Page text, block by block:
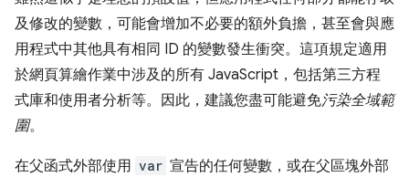
及修改的變數，可能會增加不必要的額外負擔，甚至會與應
用程式中其他具有相同 ID 的變數發生衝突。這項規定適用
於網頁算繪作業中涉及的所有 JavaScript，包括第三方程
式庫和使用者分析等。因此，建議您盡可能避免污染全域範
圍。
在父函式外部使用 var 宣告的任何變數，或在父區塊外部